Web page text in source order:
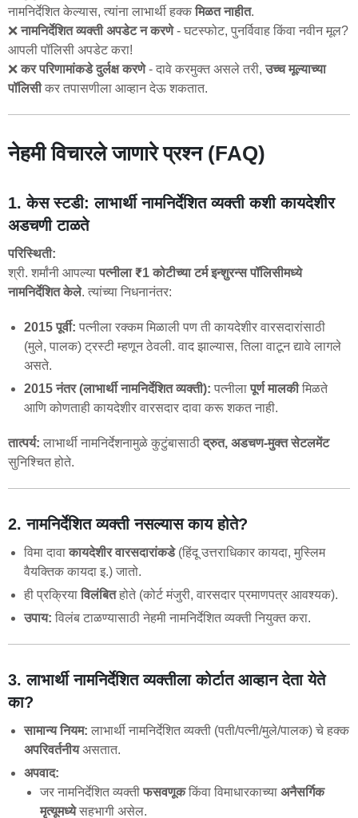
नामनिर्देशित केल्यास, त्यांना लाभार्थी हक्कमिळत नाहीत.
❌नामनिर्देशित व्यक्ती अपडेट न करणे- घटस्फोट, पुनर्विवाह किंवा नवीन मूल?
आपली पॉलिसी अपडेट करा!
❌कर परिणामांकडे दुर्लक्ष करणे- दावे करमुक्त असले तरी,उच्च मूल्याच्या
पॉलिसीकर तपासणीला आव्हान देऊ शकतात.
नेहमी विचारले जाणारे प्रश्न (FAQ)
1. केस स्टडी: लाभार्थी नामनिर्देशित व्यक्ती कशी कायदेशीर
अडचणी टाळते
परिस्थिती:
श्री. शर्मांनी आपल्यापत्नीला ₹1 कोटीच्या टर्म इन्शुरन्स पॉलिसीमध्ये
नामनिर्देशित केले. त्यांच्या निधनानंतर:
2015 पूर्वी: पत्नीला रक्कम मिळाली पण ती कायदेशीर वारसदारांसाठी
(मुले, पालक) ट्रस्टी म्हणून ठेवली. वाद झाल्यास, तिला वाटून द्यावे लागले
असते.
2015 नंतर (लाभार्थी नामनिर्देशित व्यक्ती): पत्नीलापूर्ण मालकीमिळते
आणि कोणताही कायदेशीर वारसदार दावा करू शकत नाही.
तात्पर्य: लाभार्थी नामनिर्देशनामुळे कुटुंबासाठीद्रुत, अडचण-मुक्त सेटलमेंट
सुनिश्चित होते.
2. नामनिर्देशित व्यक्ती नसल्यास काय होते?
विमा दावाकायदेशीर वारसदारांकडे(हिंदू उत्तराधिकार कायदा, मुस्लिम
वैयक्तिक कायदा इ.) जातो.
ही प्रक्रियाविलंबितहोते (कोर्ट मंजुरी, वारसदार प्रमाणपत्र आवश्यक).
उपाय: विलंब टाळण्यासाठी नेहमी नामनिर्देशित व्यक्ती नियुक्त करा.
3. लाभार्थी नामनिर्देशित व्यक्तीला कोर्टात आव्हान देता येते
का?
सामान्य नियम: लाभार्थी नामनिर्देशित व्यक्ती (पती/पत्नी/मुले/पालक) चे हक्क
अपरिवर्तनीयअसतात.
अपवाद:
जर नामनिर्देशित व्यक्तीफसवणूककिंवा विमाधारकाच्या अनैसर्गिक
मृत्यूमध्येसहभागी असेल.